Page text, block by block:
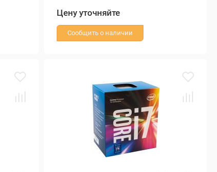
Цену уточняйте
Сообщить о наличии